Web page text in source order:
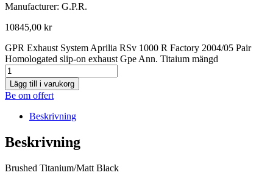
Manufacturer: G.P.R.
10845,00 kr
GPR Exhaust System Aprilia RSv 1000 R Factory 2004/05 Pair
Homologated slip-on exhaust Gpe Ann. Titaium mängd
Lägg till i varukorg
Be om offert
Beskrivning
Beskrivning
Brushed Titanium/Matt Black